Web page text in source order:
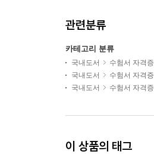
관련분류
카테고리 분류
국내도서 수험서 자격증
국내도서
수험서 자격증
국내도서
수험서 자격증
이 상품의 태그